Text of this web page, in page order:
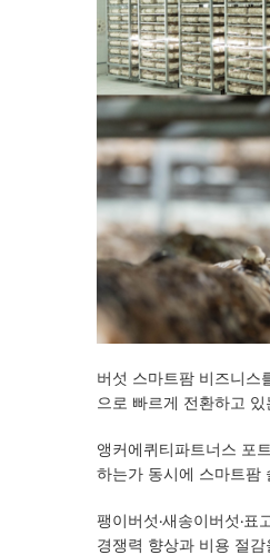
버섯 스마트팜 비즈니스
으로 빠르게 전환하고
앵커에퀴티파트너스 포
하는가 동시에 스마트팜
팽이버섯·새송이버섯·
경쟁력 향상과 비용 절